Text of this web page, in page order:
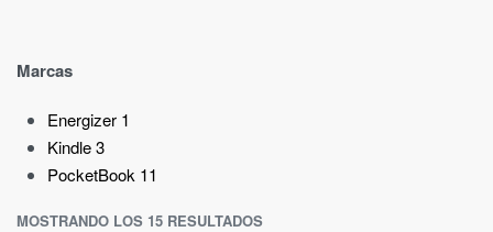
Marcas
Energizer 1
Kindle3
PocketBook 11
MOSTRANDO LOS 15 RESULTADOS